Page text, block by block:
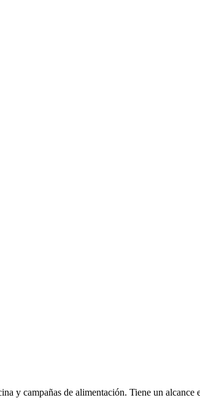
y campañas de alimentación. Tiene un alcance